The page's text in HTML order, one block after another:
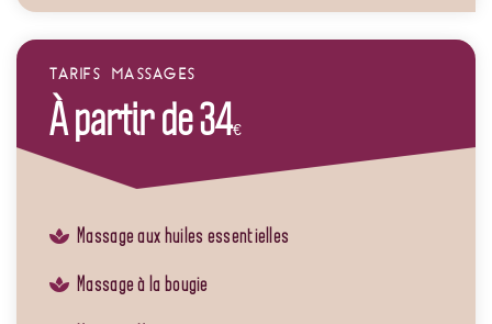
TARIFS MASSAGES
À partir de 34€
Massage aux huiles essentielles
Massage à la bougie